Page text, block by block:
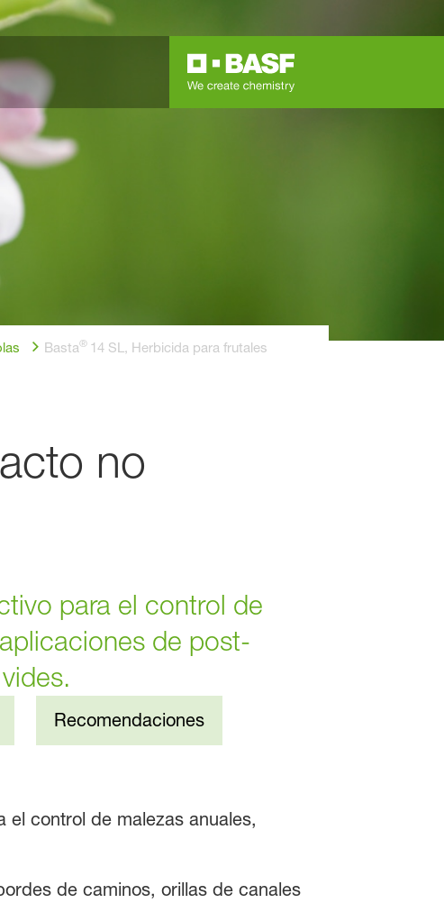
Basta® 14 SL, Herbicida para frutales
no
para el control de
de post-
Recomendaciones
control de malezas anuales,
de caminos, orillas de canales